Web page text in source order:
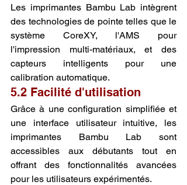
Les imprimantes Bambu Lab intègrent
des technologies de pointe telles que le
système CoreXY, l'AMS pour
l'impression multi-matériaux, et des
capteurs intelligents pour une
calibration automatique.
5.2 Facilité d'utilisation
Grâce à une configuration simplifiée et
une interface utilisateur intuitive, les
imprimantes Bambu Lab sont
accessibles aux débutants tout en
offrant des fonctionnalités avancées
pour les utilisateurs expérimentés.